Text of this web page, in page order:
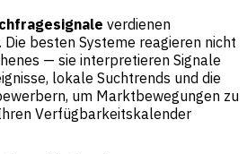
verdienen
Die besten Systeme reagieren nicht
— sie interpretieren Signale
lokale Suchtrends und die
um Marktbewegungen zu
Verfügbarkeitskalender